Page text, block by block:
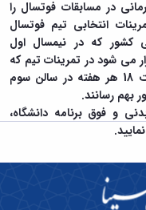
در مسابقات فوتسال را
انتخابی تیم فوتسال
کشور که در نیمسال اول
برگزار می شود در تمرینات تیم که
روزهای شنبه ساعت 19/30 و دوشنبه ساعت 18 هر هفته در سالن سوم
بهم رسانند.
و فوق برنامه دانشگاه،